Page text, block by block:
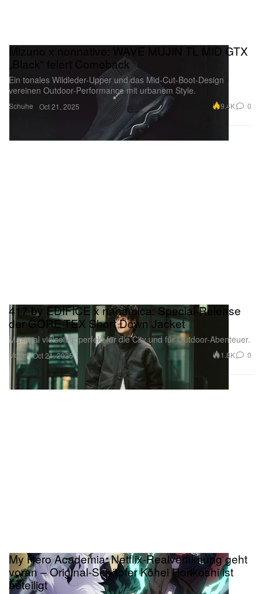
Schuhe
Mizuno x nonnative: WAVE MUJIN TL MID GTX
„Black“ feiert Comeback
Ein tonales Wildleder-Upper und das Mid-Cut-Boot-Design
vereinen Outdoor-Performance mit urbanem Style.
Oct 21, 2025 9.4K 0
Mode
417 by EDIFICE x nanamica: Special-Release
der GORE-TEX Short Down Jacket
Maximal vielseitig: perfekt für die City und für Outdoor-Abenteuer.
Oct 21, 2025 1.8K 0
My Hero Academia: Netflix-Realverfilmung geht
voran – Original-Schöpfer Kōhei Horikoshi ist
beteiligt